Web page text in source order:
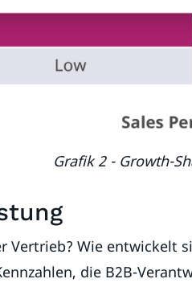
Grafik 2 - Growth-
Vertrieb? Wie entwickelt
die B2B-